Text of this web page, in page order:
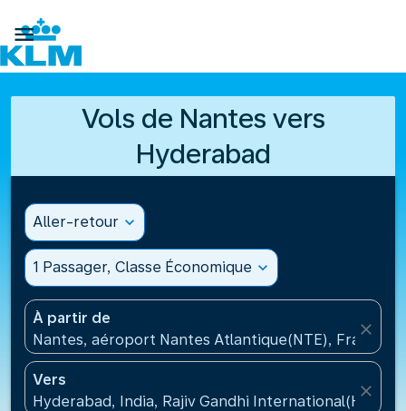

Vols de Nantes vers
Hyderabad
Aller-retour expand_more
1 Passager, Classe Économique expand_more
À partir de
Nantes, aéroport Nantes Atlantique(NTE), France
close
Vers
Hyderabad, India, Rajiv Gandhi International(HYD),
close